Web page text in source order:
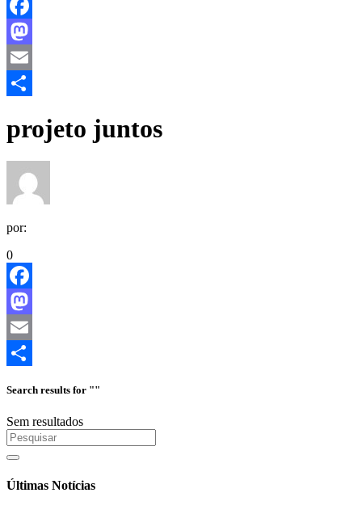
Facebook
Mastodon
Email
projeto juntos
por:
0
Facebook
Mastodon
Email
Search results for ""
Sem resultados
Últimas Notícias